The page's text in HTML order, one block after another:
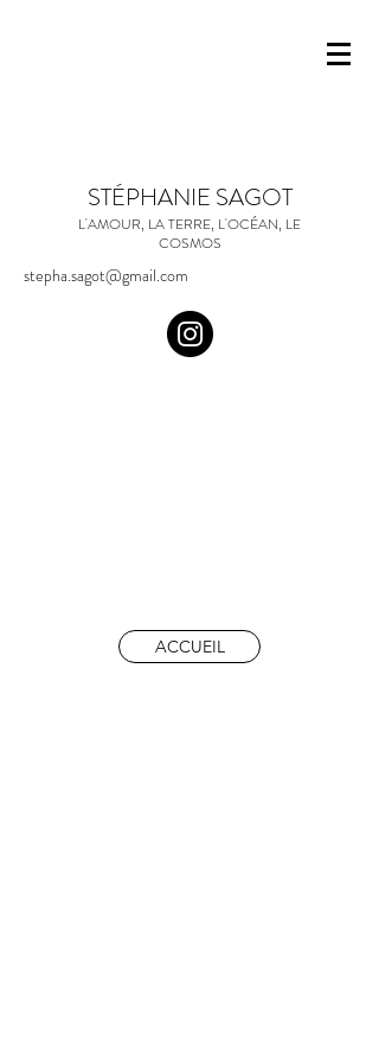
STÉPHANIE SAGOT
L'AMOUR, LA TERRE, L'OCÉAN, LE
COSMOS
stepha.sagot@gmail.com
ACCUEIL